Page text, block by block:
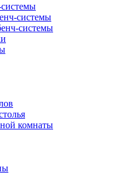
системы
системы
комнаты